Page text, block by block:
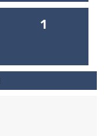
1